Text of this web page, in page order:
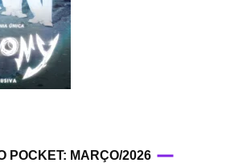
POCKET: MARÇO/2026